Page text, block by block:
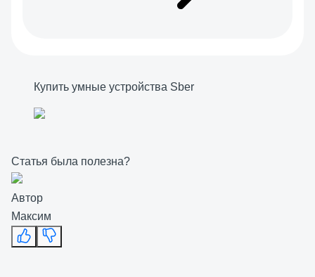
Купить умные устройства Sber
Статья была полезна?
Автор
Максим